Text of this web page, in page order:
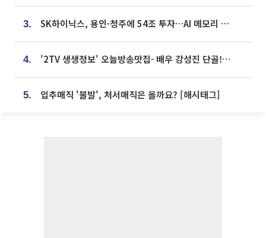
3. SK하이닉스, 용인·청주에 54조 투자…AI 메모리 생산기지 키운다
4. '2TV 생생정보' 오늘방송맛집- 배우 강성진 단골! 쌀국수ㆍ푸팟퐁 커리 맛집 '블○○○'
5. 입추매직 '불발', 처서매직은 올까요? [해시태그]